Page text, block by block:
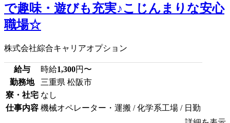
で趣味・遊びも充実♪こじんまりな安心
職場☆
株式会社綜合キャリアオプション
給与 時給1,300円〜
勤務地
三重県 松阪市
寮・社宅 なし
仕事内容 機械オペレーター・運搬 / 化学系工場 / 日勤